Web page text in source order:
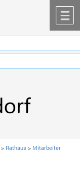
> Rathaus > Mitarbeiter